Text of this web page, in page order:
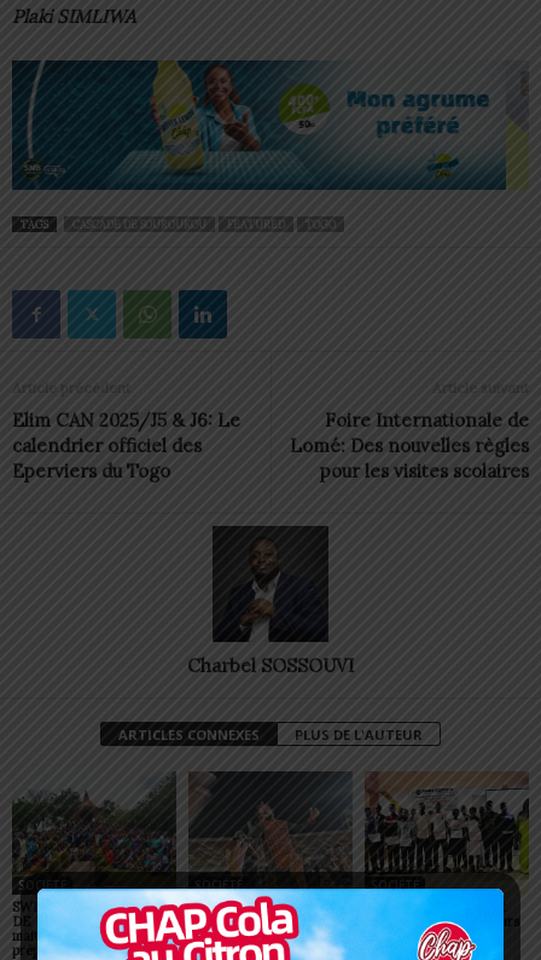
Plaki SIMLIWA
TAGS CASCADE DE SOUROUKOU FEATURED TOGO
Article précédent
Elim CAN 2025/J5 & J6: Le
calendrier officiel des
Eperviers du Togo
Article suivant
Foire Internationale de
Lomé: Des nouvelles règles
pour les visites scolaires
Charbel SOSSOUVI
ARTICLES CONNEXES PLUS DE L'AUTEUR
SOCIÉTÉ
SWEDD+ Togo / ECOLE
DE LA CHANCE : les
maitres-artisans se
préparent à transmettre
SOCIÉTÉ
Glory Night 2026: Sonnie
Badu fait chanter des
milliers de personnes à
Lomé
SOCIÉTÉ
Vogan : AGRI-ESPOIR
récompense les meilleurs